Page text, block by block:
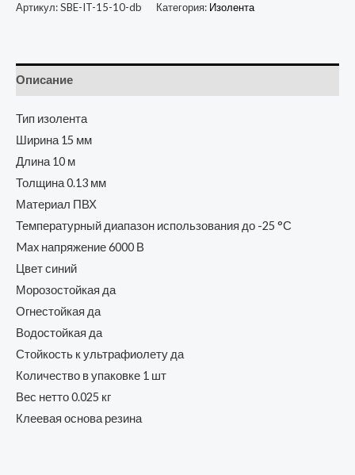
Артикул:SBE-IT-15-10-db Категория: Изолента
Описание
Тип изолента
Ширина 15 мм
Длина 10 м
Толщина 0.13 мм
Материал ПВХ
Температурный диапазон использования до -25 °С
Max напряжение 6000 В
Цвет синий
Морозостойкая да
Огнестойкая да
Водостойкая да
Стойкость к ультрафиолету да
Количество в упаковке 1 шт
Вес нетто 0.025 кг
Клеевая основа резина